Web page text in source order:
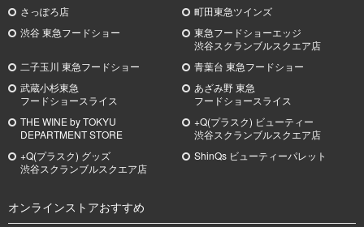
さっぽろ店
町田東急ツインズ
渋谷 東急フードショー
東急フードショーエッジ
渋谷スクランブルスクエア店
二子玉川 東急フードショー
青葉台 東急フードショー
武蔵小杉東急
フードショースライス
あざみ野東急
フードショースライス
THE WINE by TOKYU
DEPARTMENT STORE
+Q(プラスク) ビューティー
渋谷スクランブルスクエア店
+Q(プラスク) グッズ
渋谷スクランブルスクエア店
ShinQs ビューティーパレット
オンラインストアおすすめ